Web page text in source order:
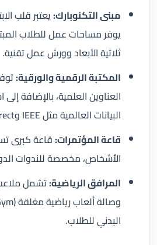
مبنى التكنوبارك:يعتبر قلب
يوفر مساحات عمل للطلاب
ثلاثية الأبعاد وورش عمل تقنية.
المكتبة الرقمية والورقية:
العناوين العلمية، بالإضافة
البيانات العالمية مثل IEEE وScienceDirect.
قاعة المؤتمرات:قاعة كبرى
الأشخاص، مخصصة للندوات
المرافق الرياضية:تشمل
البدني للطلاب.